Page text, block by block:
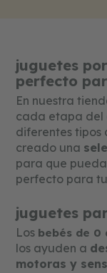
este tema,
del
cta="317"]
lenguaje
lenguaje
que
todos
temprano,
tiempos.
juguetes
perfecto
En nuestra
cada etapa del
diferentes tipos
creado una
para que
perfecto para
juguetes
Los bebés de 0
los ayuden a
motoras y